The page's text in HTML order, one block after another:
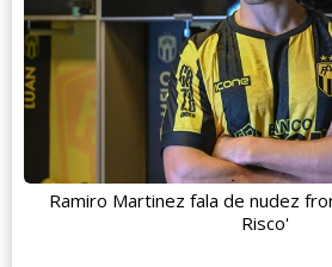
Ramiro Martinez fala de nudez
Risco'